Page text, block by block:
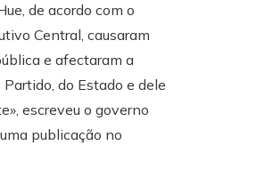
de acordo com o
Central, causaram
e afectaram a
do Estado e dele
escreveu o governo
publicação no